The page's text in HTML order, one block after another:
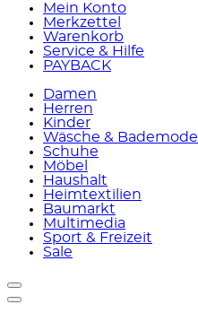
Mein Konto
Merkzettel
Warenkorb
Service & Hilfe
PAYBACK
Damen
Herren
Kinder
Wäsche & Bademode
Schuhe
Möbel
Haushalt
Heimtextilien
Baumarkt
Multimedia
Sport & Freizeit
Sale